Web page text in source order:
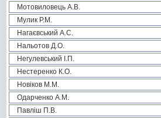
Мотовиловець А.В.
Мулик Р.М.
Нагаєвський А.С.
Нальотов Д.О.
Негулевський І.П.
Нестеренко К.О.
Новіков М.М.
Одарченко А.М.
Павліш П.В.